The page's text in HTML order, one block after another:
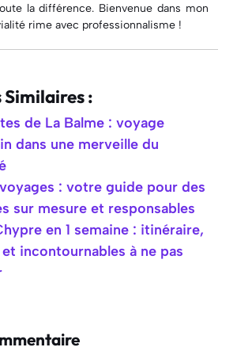
la différence. Bienvenue dans mon
rime avec professionnalisme !
:
de La Balme : voyage
dans une merveille du
: votre guide pour des
sur mesure et responsables
en 1 semaine : itinéraire,
incontournables à ne pas